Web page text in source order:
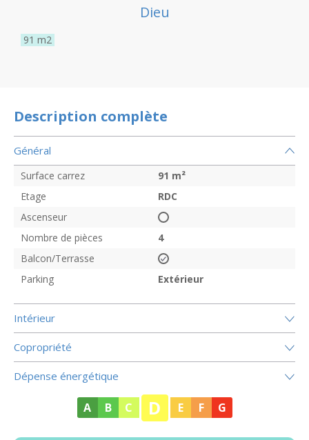
Dieu
91 m2
Description complète
Général
Surface carrez 91 m²
Etage
RDC
Ascenseur
Nombre de pièces
4
Balcon/Terrasse
Parking
Extérieur
Intérieur
Copropriété
Dépense énergétique
A B C D E F G